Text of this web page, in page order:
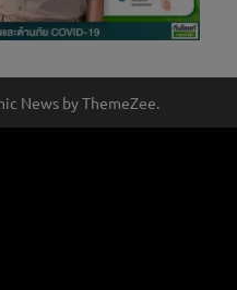
News by ThemeZee.